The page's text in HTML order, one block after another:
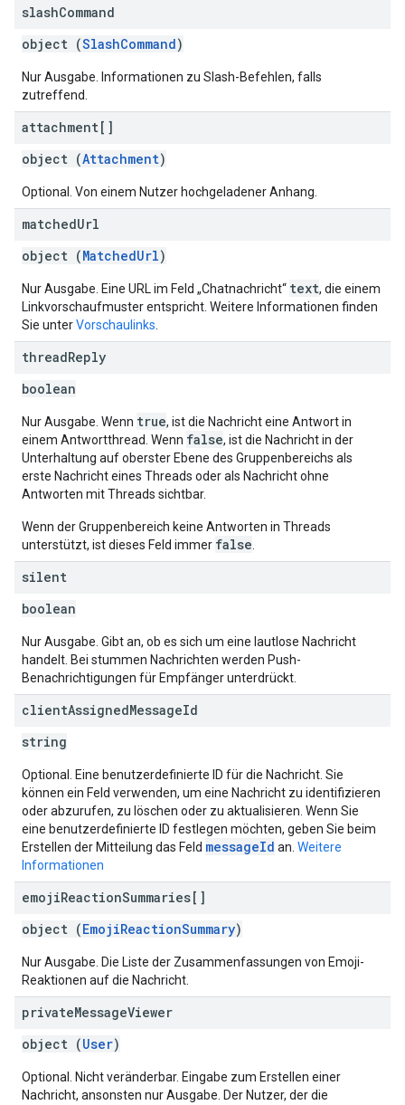
slashCommand
object (SlashCommand)
Nur Ausgabe. Informationen zu Slash-Befehlen, falls
zutreffend.
attachment[]
object (Attachment)
Optional. Von einem Nutzer hochgeladener Anhang.
matchedUrl
object (MatchedUrl)
Nur Ausgabe. Eine URL im Feld „Chatnachricht“ text, die einem
Linkvorschaufmuster entspricht. Weitere Informationen finden
Sie unterVorschaulinks
threadReply
boolean
Nur Ausgabe. Wenn true, ist die Nachricht eine Antwort in
einem Antwortthread. Wenn false, ist die Nachricht in der
Unterhaltung auf oberster Ebene des Gruppenbereichs als
erste Nachricht eines Threads oder als Nachricht ohne
Antworten mit Threads sichtbar.
Wenn der Gruppenbereich keine Antworten in Threads
unterstützt, ist dieses Feld immer false
silent
boolean
Nur Ausgabe. Gibt an, ob es sich um eine lautlose Nachricht
handelt. Bei stummen Nachrichten werden Push-
Benachrichtigungen für Empfänger unterdrückt.
clientAssignedMessageId
string
Optional. Eine benutzerdefinierte ID für die Nachricht. Sie
können ein Feld verwenden, um eine Nachricht zu identifizieren
oder abzurufen, zu löschen oder zu aktualisieren. Wenn Sie
eine benutzerdefinierte ID festlegen möchten, geben Sie beim
Erstellen der Mitteilung das Feld messageId an. Weitere
Informationen
emojiReactionSummaries[]
object (EmojiReactionSummary)
Nur Ausgabe. Die Liste der Zusammenfassungen von Emoji-
Reaktionen auf die Nachricht.
privateMessageViewer
object (User)
Optional. Nicht veränderbar. Eingabe zum Erstellen einer
Nachricht, ansonsten nur Ausgabe. Der Nutzer, der die